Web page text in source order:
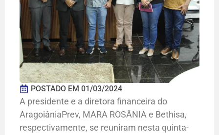
POSTADO EM 01/03/2024
A presidente e a diretora financeira do
AragoiâniaPrev, MARA ROSÂNIA e Bethisa,
respectivamente, se reuniram nesta quinta-